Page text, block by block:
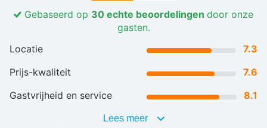
Gebaseerd op 30 echte beoordelingen door onze
gasten.
Locatie
7.3
Prijs-kwaliteit
7.6
Gastvrijheid en service
8.1
Lees meer